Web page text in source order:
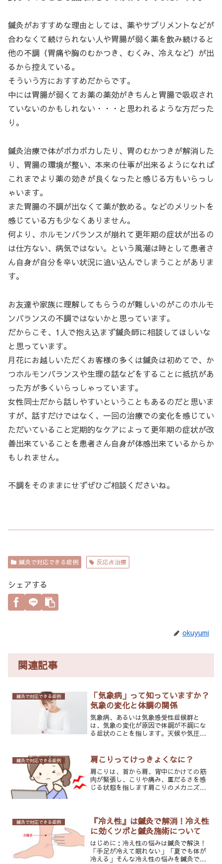
鍼灸がおすすめな理由としては、薬やサプリメントなどが
合わなくて続けられない人や胃腸が弱く薬を飲み続けると
他の不調（胃痛や胸のむかつき、むくみ、冷えなど）が出
るから控えている。
そういう方におすすめだからです。
中には胃腸が弱くてお薬の薬効がきちんと胃腸で吸収され
ていないのかもしれない・・・と思われるような方だった
り。
鍼灸治療で体がポカポカしたり、胃のむかつきが解消した
り、胃腸の環境が整い、本来の仕事が出来るようになれば
これまでより薬の効きが良くなったと感じる方もいらっし
ゃいます。
また胃腸の不調が出なくて薬が飲める。などのメリットを
感じている方も少なくありません。
何より、ホルモンバランスが崩れて更年期の症状が出るの
は仕方ない、病気ではない。という風潮は時として患者さ
ん自身が自分を辛い状況に追い込んでしまうことがありま
す。
お友達や家族に理解してもらうのが難しいのがこのホルモ
ンバランスの不調ではないかと思っています。
だからこそ、1人で抱え込まず鍼灸師に相談してほしいな
と思っています。
月花にお越しいただくお客様の多くは鍼灸は初めてで、か
つホルモンバランスや生理の話などをすることに抵抗があ
った方が多くいらっしゃっています。
女性同士だから話しやすいということもあるのだと思いま
すが、話すだけではなく、一回の治療での変化を感じてい
ただいていること定期的なケアによって更年期の症状が改
善出来ていることを患者さん自身が体感出来ているからか
もしれません。
不調をそのままにせずぜひご相談くださいね。
鍼灸で対応できる症例 反応点治療
シェアする
okuyumi
関連記事
鍼灸で対応できる症例
「気象病」って知っていますか？
気象の変化と体調の関係
気象病、あるいは気象感受性症候群と
は、気象の変化が原因で体調が不調にな
る症状のことを指します。天候や気圧の
も季節の変わり目や，梅雨の時期になる
と頭痛や耳鳴り，めまいの不...
鍼灸で対応できる症例 肩こりってけっきょくなに？
肩こりは、首から肩、背中にかけての筋
肉が緊張し、こりや痛み、重だるさを感
じる状態を指します肩こりのメカニズム
す。血流が悪くなると、筋肉...
鍼灸で対応できる症例
『冷え性』は鍼灸で解消！冷え性
に効くツボと鍼灸施術について
はじめに：冷え性の悩みは鍼灸で解決！
「手足が冷えて眠れない」「夏でも体が
冷える」そんな冷え性の悩みを鍼灸で改